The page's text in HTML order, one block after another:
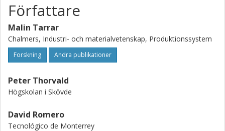
Författare
Malin Tarrar
Chalmers, Industri- och materialvetenskap, Produktionssystem
Forskning Andra publikationer
Peter Thorvald
Högskolan i Skövde
David Romero
Tecnológico de Monterrey